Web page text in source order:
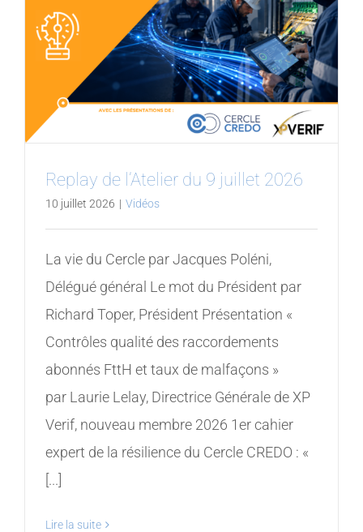
Replay de l’Atelier du 9 juillet 2026
10 juillet 2026 | Vidéos
La vie du Cercle par Jacques Poléni,
Délégué général Le mot du Président par
Richard Toper, Président Présentation «
Contrôles qualité des raccordements
abonnés FttH et taux de malfaçons »
par Laurie Lelay, Directrice Générale de XP
Verif, nouveau membre 2026 1er cahier
expert de la résilience du Cercle CREDO : «
[...]
Lire la suite